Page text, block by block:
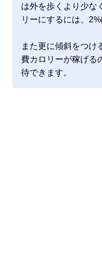
は外を歩くより少な
リーにするには、
また更に傾斜をつけ
費カロリーが稼げる
待できます。